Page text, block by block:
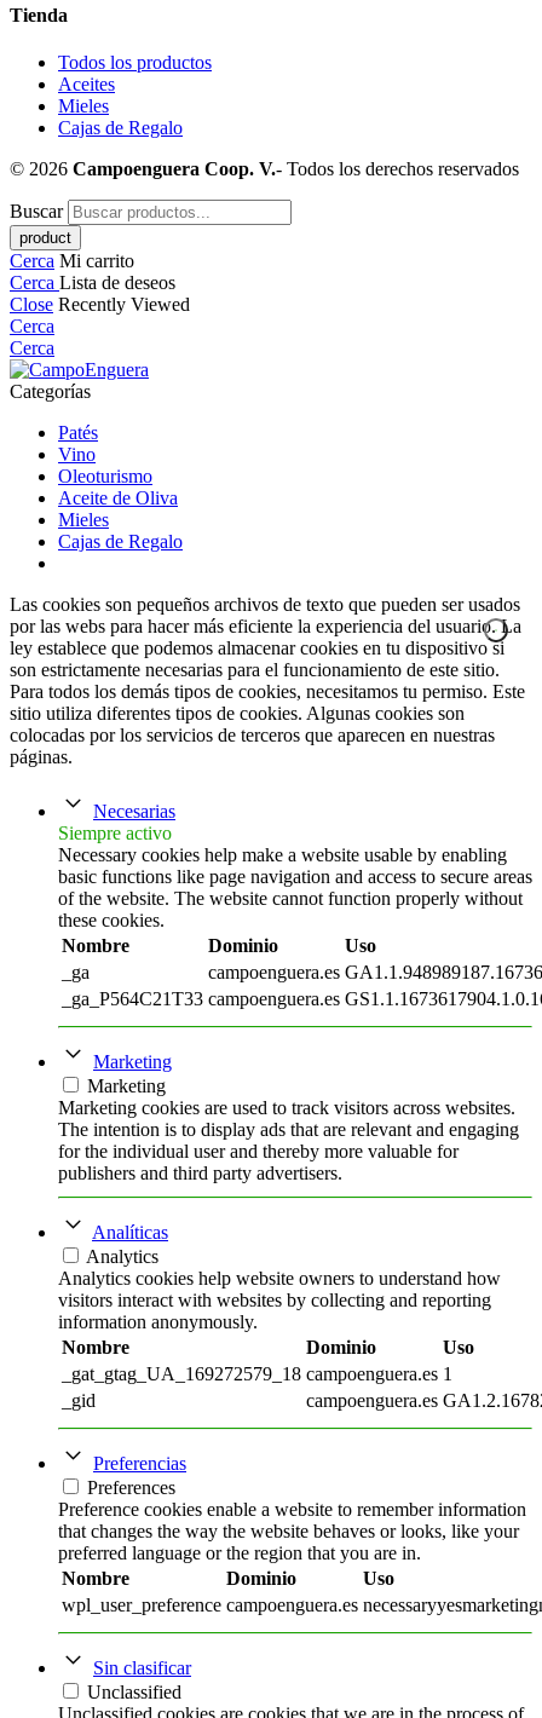
Tienda
Todos los productos
Aceites
Mieles
Cajas de Regalo
© 2026 Campoenguera Coop. V.- Todos los derechos reservados
Buscar
Cerca Mi carrito
Cerca Lista de deseos
Close Recently Viewed
Cerca
Cerca
Categorías
Patés
Vino
Oleoturismo
Aceite de Oliva
Mieles
Cajas de Regalo
Las cookies son pequeños archivos de texto que pueden ser usados
por las webs para hacer más eficiente la experiencia del usuario. La
ley establece que podemos almacenar cookies en tu dispositivo si
son estrictamente necesarias para el funcionamiento de este sitio.
Para todos los demás tipos de cookies, necesitamos tu permiso. Este
sitio utiliza diferentes tipos de cookies. Algunas cookies son
colocadas por los servicios de terceros que aparecen en nuestras
páginas.
Necesarias
Siempre activo
Necessary cookies help make a website usable by enabling
basic functions like page navigation and access to secure areas
of the website. The website cannot function properly without
these cookies.
Nombre
Dominio
Uso
_ga
campoenguera.es
_ga_P564C21T33 campoenguera.es
Marketing
Marketing
Marketing cookies are used to track visitors across websites.
The intention is to display ads that are relevant and engaging
for the individual user and thereby more valuable for
publishers and third party advertisers.
Analíticas
Analytics
Analytics cookies help website owners to understand how
visitors interact with websites by collecting and reporting
information anonymously.
Nombre
Dominio
Uso
_gat_gtag_UA_169272579_18 campoenguera.es 1
_gid
campoenguera.es
Preferencias
Preferences
Preference cookies enable a website to remember information
that changes the way the website behaves or looks, like your
preferred language or the region that you are in.
Nombre
Dominio
Uso
wpl_user_preference campoenguera.es
Sin clasificar
Unclassified